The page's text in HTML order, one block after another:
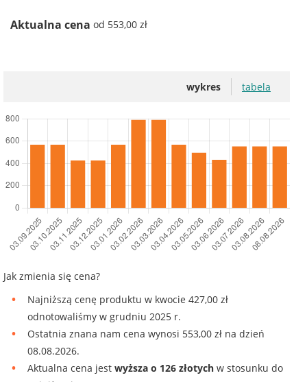
Aktualna cena od 553,00 zł
wykres tabela
Jak zmienia się cena?
Najniższą cenę produktu w kwocie 427,00 zł
odnotowaliśmy w grudniu 2025 r.
Ostatnia znana nam cena wynosi 553,00 zł na dzień
08.08.2026.
Aktualna cena jest wyższa o 126 złotych w stosunku do